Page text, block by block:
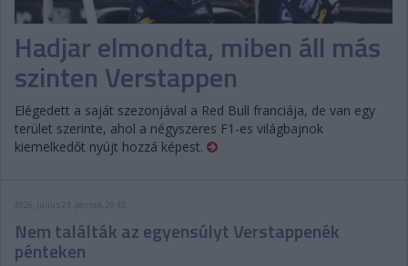
Hadjar elmondta, miben áll más
szinten Verstappen
Elégedett a saját szezonjával a Red Bull franciája, de van egy
terület szerinte, ahol a négyszeres F1-es világbajnok
kiemelkedőt nyújt hozzá képest.
2026. július 24. péntek, 20:45
Nem találták az egyensúlyt Verstappenék
pénteken